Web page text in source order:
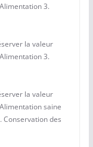
3.
la valeur
3.
la valeur
saine
Conservation des